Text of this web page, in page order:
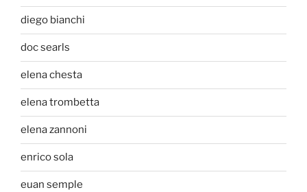
diego bianchi
doc searls
elena chesta
elena trombetta
elena zannoni
enrico sola
euan semple